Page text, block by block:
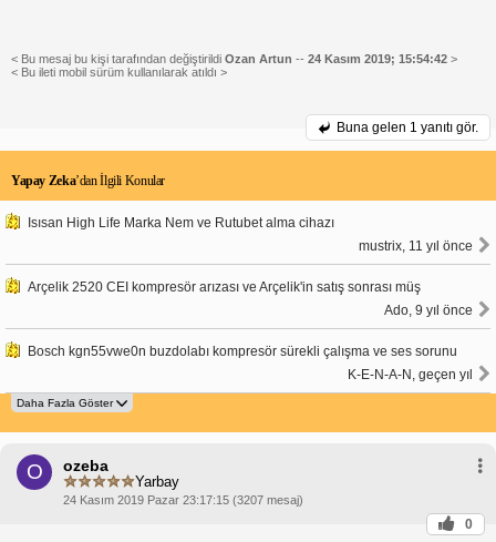
< Bu mesaj bu kişi tarafından değiştirildi Ozan Artun -- 24 Kasım 2019; 15:54:42 >
< Bu ileti mobil sürüm kullanılarak atıldı >
Buna gelen 1 yanıtı gör.
Yapay Zeka’dan İlgili Konular
Isısan High Life Marka Nem ve Rutubet alma cihazı
mustrix, 11 yıl önce
Arçelik 2520 CEI kompresör arızası ve Arçelik'in satış sonrası müş
Ado, 9 yıl önce
Bosch kgn55vwe0n buzdolabı kompresör sürekli çalışma ve ses sorunu
K-E-N-A-N, geçen yıl
O ozeba
Yarbay
24 Kasım 2019 Pazar 23:17:15 (3207 mesaj)
0